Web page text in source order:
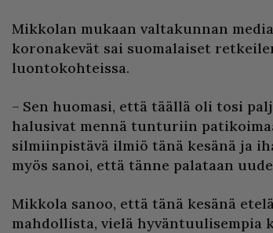
Mikkolan mukaan valtakunnan
koronakevät sai suomalaiset
luontokohteissa.
– Sen huomasi, että täällä oli tosi
halusivat mennä tunturiin
silmiinpistävä ilmiö tänä kesänä ja
myös sanoi, että tänne palataan
Mikkola sanoo, että tänä kesänä
mahdollista, vielä hyväntuulisempia